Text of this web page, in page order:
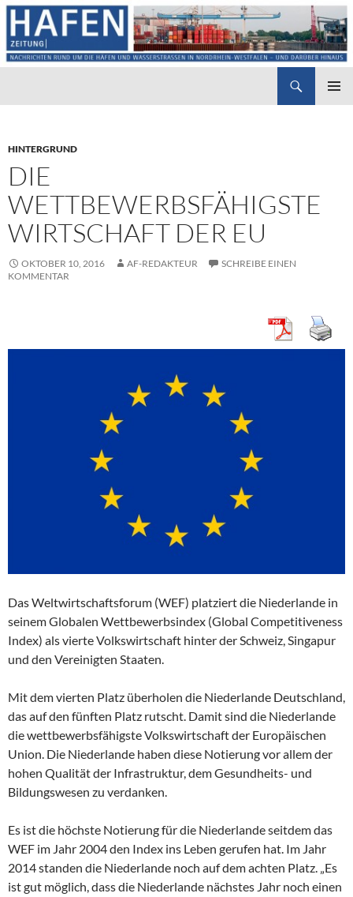
HINTERGRUND
DIE
WETTBEWERBSFÄHIGSTE
WIRTSCHAFT DER EU
OKTOBER 10, 2016 AF-REDAKTEUR
SCHREIBE EINEN
KOMMENTAR
Das Weltwirtschaftsforum (WEF) platziert die Niederlande in
seinem Globalen Wettbewerbsindex (Global Competitiveness
Index) als vierte Volkswirtschaft hinter der Schweiz, Singapur
und den Vereinigten Staaten.
Mit dem vierten Platz überholen die Niederlande Deutschland,
das auf den fünften Platz rutscht. Damit sind die Niederlande
die wettbewerbsfähigste Volkswirtschaft der Europäischen
Union. Die Niederlande haben diese Notierung vor allem der
hohen Qualität der Infrastruktur, dem Gesundheits- und
Bildungswesen zu verdanken.
Es ist die höchste Notierung für die Niederlande seitdem das
WEF im Jahr 2004 den Index ins Leben gerufen hat. Im Jahr
2014 standen die Niederlande noch auf dem achten Platz. „Es
ist gut möglich, dass die Niederlande nächstes Jahr noch einen